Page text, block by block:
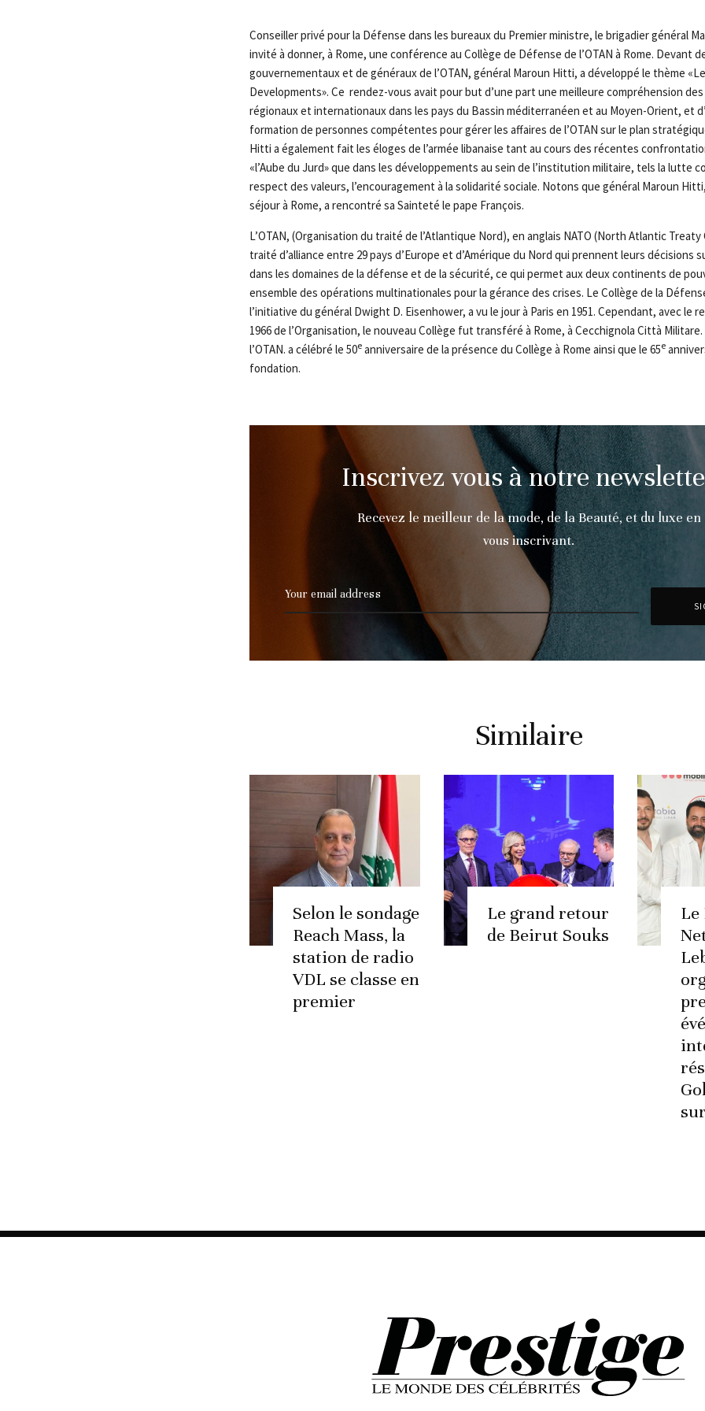
Conseiller privé pour la Défense dans les bureaux du Premier ministre, le brigadier général
invité à donner, à Rome, une conférence au Collège de Défense de l’OTAN à Rome. Devant
gouvernementaux et de généraux de l’OTAN, général Maroun Hitti, a développé le thème
Developments». Ce rendez-vous avait pour but d’une part une meilleure compréhension
régionaux et internationaux dans les pays du Bassin méditerranéen et au Moyen-Orient, et
formation de personnes compétentes pour gérer les affaires de l’OTAN sur le plan
Hitti a également fait les éloges de l’armée libanaise tant au cours des récentes
«l’Aube du Jurd» que dans les développements au sein de l’institution militaire, tels la lutte
respect des valeurs, l’encouragement à la solidarité sociale. Notons que général Maroun
séjour à Rome, a rencontré sa Sainteté le pape François.
L’OTAN, (Organisation du traité de l’Atlantique Nord), en anglais NATO (North Atlantic
traité d’alliance entre 29 pays d’Europe et d’Amérique du Nord qui prennent leurs décisions
dans les domaines de la défense et de la sécurité, ce qui permet aux deux continents de
ensemble des opérations multinationales pour la gérance des crises. Le Collège de la
l’initiative du général Dwight D. Eisenhower, a vu le jour à Paris en 1951. Cependant, avec le
1966 de l’Organisation, le nouveau Collège fut transféré à Rome, à Cecchignola Città
l’OTAN. a célébré le 50e anniversaire de la présence du Collège à Rome ainsi que le 65e
fondation.
Inscrivez vous à notre
Recevez le meilleur de la mode, de la Beauté, et du luxe en
vous inscrivant.
Similaire
Selon le sondage
Reach Mass, la
station de radio
VDL se classe en
premier
Le grand retour
de Beirut Souks